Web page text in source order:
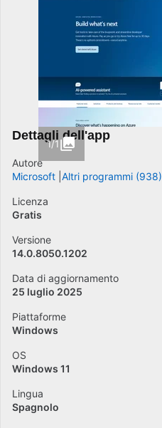
1/1
Dettagli dell'app
Autore
Microsoft Altri programmi (938)
Licenza
Gratis
Versione
14.0.8050.1202
Data di aggiornamento
25 luglio 2025
Piattaforme
Windows
OS
Windows 11
Lingua
Spagnolo